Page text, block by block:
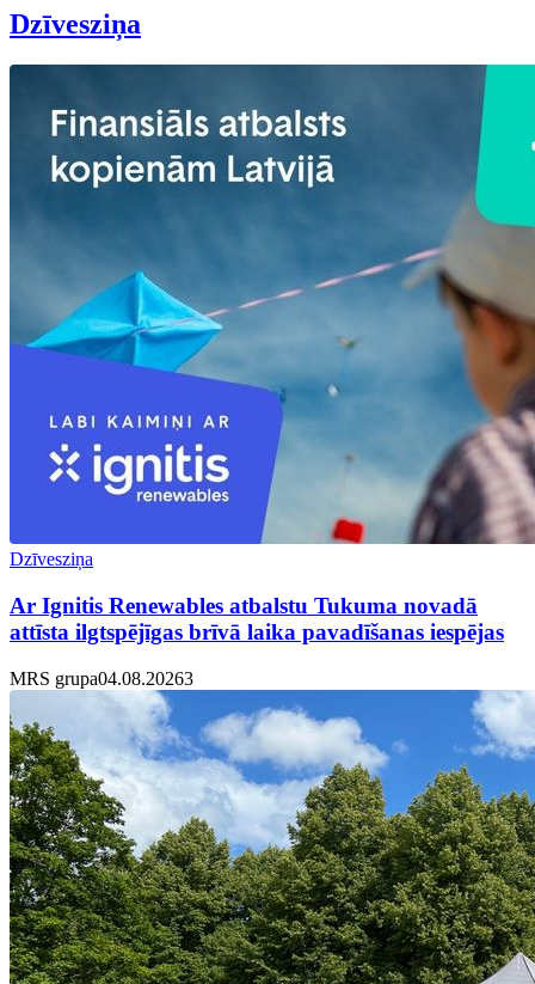
Dzīvesziņa
Dzīvesziņa
Ar Ignitis Renewables atbalstu Tukuma novadā
attīsta ilgtspējīgas brīvā laika pavadīšanas iespējas
MRS grupa04.08.20263